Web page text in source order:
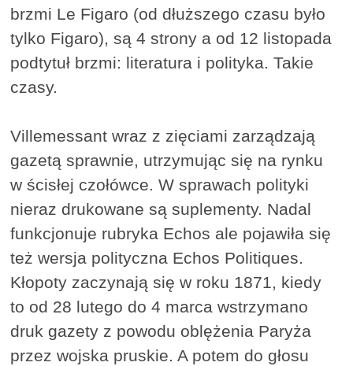
brzmi Le Figaro (od dłuższego czasu było
tylko Figaro), są 4 strony a od 12 listopada
podtytuł brzmi: literatura i polityka. Takie
czasy.
Villemessant wraz z zięciami zarządzają
gazetą sprawnie, utrzymując się na rynku
w ścisłej czołówce. W sprawach polityki
nieraz drukowane są suplementy. Nadal
funkcjonuje rubryka Echos ale pojawiła się
też wersja polityczna Echos Politiques.
Kłopoty zaczynają się w roku 1871, kiedy
to od 28 lutego do 4 marca wstrzymano
druk gazety z powodu oblężenia Paryża
przez wojska pruskie. A potem do głosu